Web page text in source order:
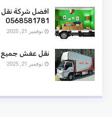
افضل شركة
0568581781
نوفمبر 21, 2025
نقل عفش جميع المملكة
نوفمبر 21, 2025